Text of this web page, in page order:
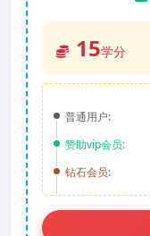
15学分
普通用户:
赞助vip会员:
钻石会员: